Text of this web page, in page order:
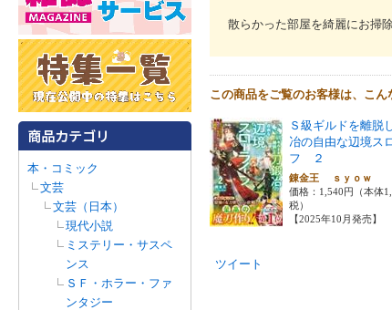
本・コミック
文芸
文芸（日本）
現代小説
ミステリー・サスペ
ンス
ＳＦ・ホラー・ファ
ンタジー
散らかった部屋を綺麗にお
この商品をご覧のお客様は、こん
Ｓ級ギルドを離脱
冶の自由な辺境ス
フ ２
錬金王 ｓｙｏｗ
価格：1,540円（本体
税）
【2025年10月発売】
ツイート